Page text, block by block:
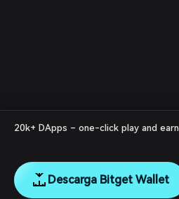
20k+ DApps – one-click play and earn
Descarga Bitget Wallet